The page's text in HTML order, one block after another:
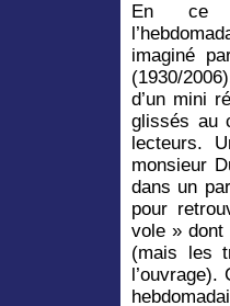
En ce
imaginé
(1930/
d’un mini
glissés au
lecteurs.
monsieur
dans un
pour
vole » dont
(mais les